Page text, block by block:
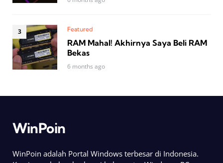
Featured
RAM Mahal! Akhirnya Saya Beli RAM
Bekas
6 months ago
WinPoin
WinPoin adalah Portal Windows terbesar di Indonesia.